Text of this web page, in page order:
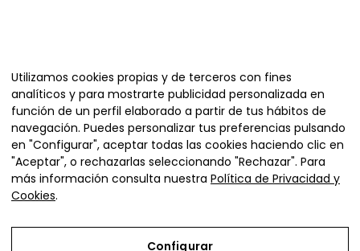
Organiza
Ejea de los Caballeros (Zaragoza)
Utilizamos cookies propias y de terceros con fines
analíticos y para mostrarte publicidad personalizada en
función de un perfil elaborado a partir de tus hábitos de
navegación. Puedes personalizar tus preferencias pulsando
en "Configurar", aceptar todas las cookies haciendo clic en
"Aceptar", o rechazarlas seleccionando "Rechazar". Para
más información consulta nuestra Política de Privacidad y
Cookies.
Configurar